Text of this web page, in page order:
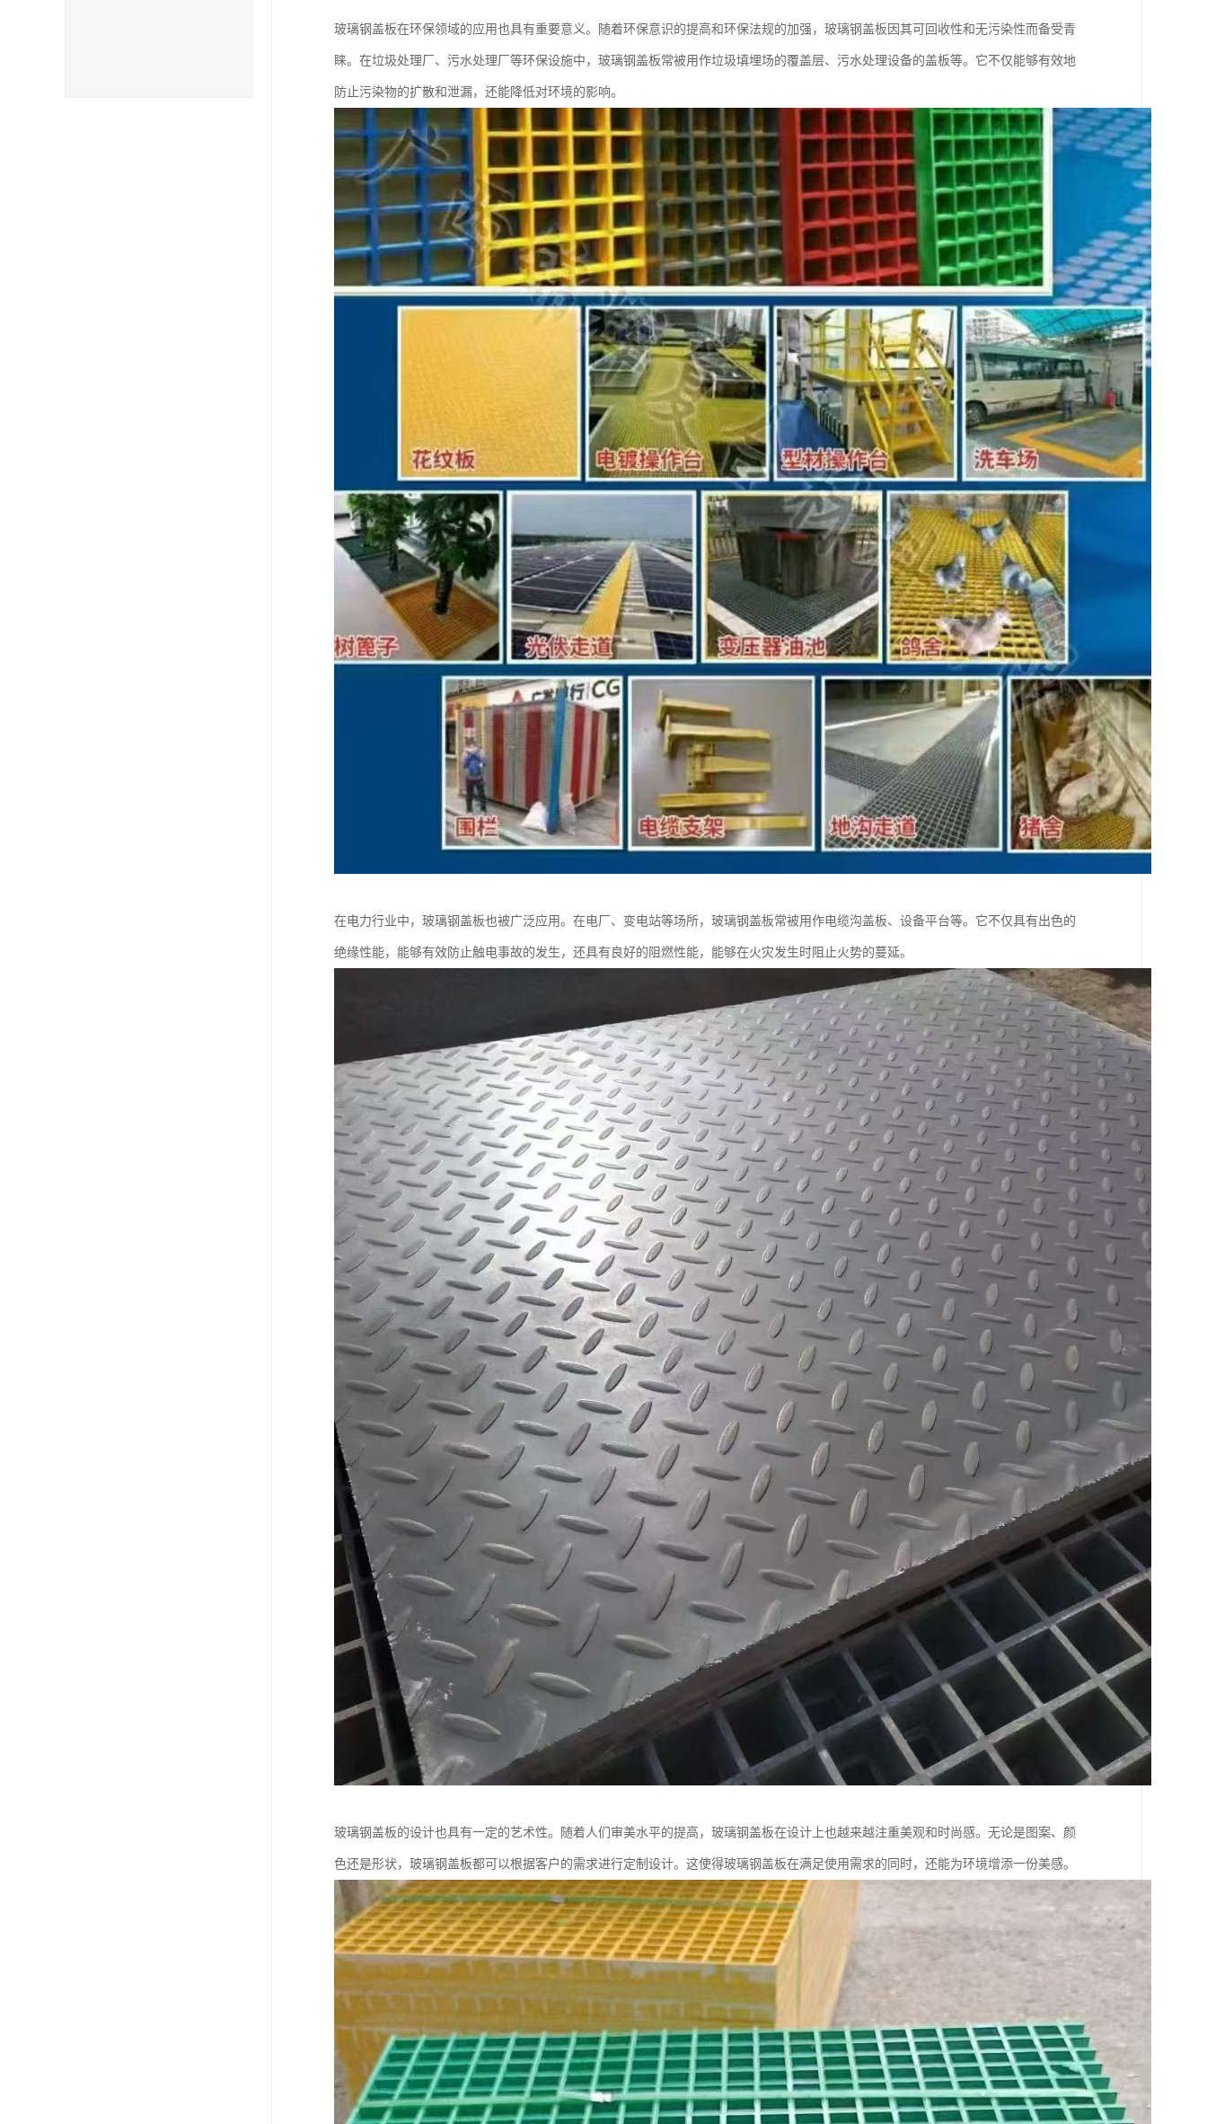
玻璃钢盖板在环保领域的应用也具有重要意义。随着环保意识的提高和环保法规的加强，玻璃钢盖板因其可回收性和无污染性而备受青
睐。在垃圾处理厂、污水处理厂等环保设施中，玻璃钢盖板常被用作垃圾填埋场的覆盖层、污水处理设备的盖板等。它不仅能够有效地
防止污染物的扩散和泄漏，还能降低对环境的影响。
在电力行业中，玻璃钢盖板也被广泛应用。在电厂、变电站等场所，玻璃钢盖板常被用作电缆沟盖板、设备平台等。它不仅具有出色的
绝缘性能，能够有效防止触电事故的发生，还具有良好的阻燃性能，能够在火灾发生时阻止火势的蔓延。
玻璃钢盖板的设计也具有一定的艺术性。随着人们审美水平的提高，玻璃钢盖板在设计上也越来越注重美观和时尚感。无论是图案、颜
色还是形状，玻璃钢盖板都可以根据客户的需求进行定制设计。这使得玻璃钢盖板在满足使用需求的同时，还能为环境增添一份美感。